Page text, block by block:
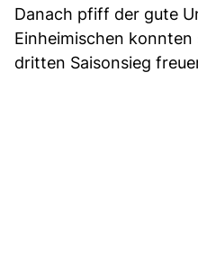
Danach pfiff der gute
Einheimischen
dritten Saisonsieg